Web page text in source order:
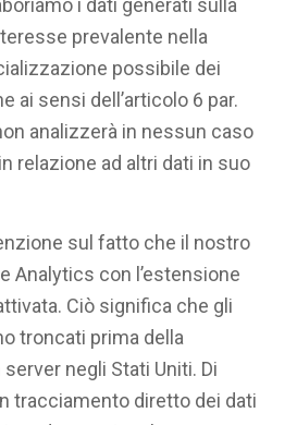
prevalente nella
possibile dei
ai sensi dell’articolo 6 par.
analizzerà in nessun caso
relazione ad altri dati in suo
sul fatto che il nostro
Analytics con l’estensione
Ciò significa che gli
troncati prima della
negli Stati Uniti. Di
tracciamento diretto dei dati